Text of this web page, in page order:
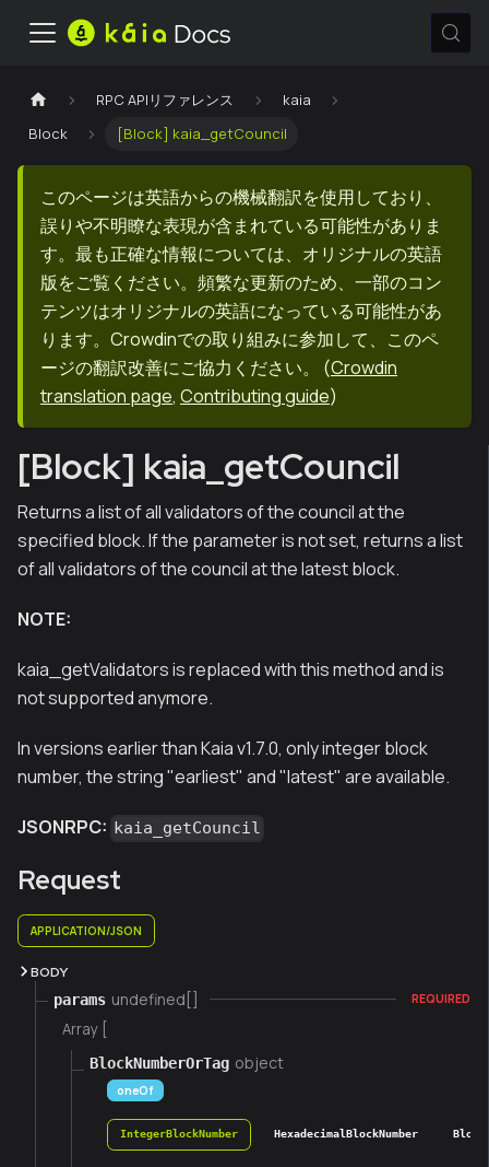
RPC APIリファレンス
kaia
Block
[Block] kaia_getCouncil
このページは英語からの機械翻訳を使用しており、
誤りや不明瞭な表現が含まれている可能性がありま
す。最も正確な情報については、オリジナルの英語
版をご覧ください。頻繁な更新のため、一部のコン
テンツはオリジナルの英語になっている可能性があ
ります。Crowdinでの取り組みに参加して、このペ
ージの翻訳改善にご協力ください。
(Crowdin
translation page, Contributing guide)
[Block] kaia_getCouncil
Returns a list of all validators of the council at the
specified block. If the parameter is not set, returns a list
of all validators of the council at the latest block.
NOTE:
kaia_getValidators is replaced with this method and is
not supported anymore.
In versions earlier than Kaia v1.7.0, only integer block
number, the string "earliest" and "latest" are available.
JSONRPC: kaia_getCouncil
Request
APPLICATION/JSON
BODY
params undefined[] REQUIRED
Array [
BlockNumberOrTag object
oneOf
IntegerBlockNumber HexadecimalBlockNumber